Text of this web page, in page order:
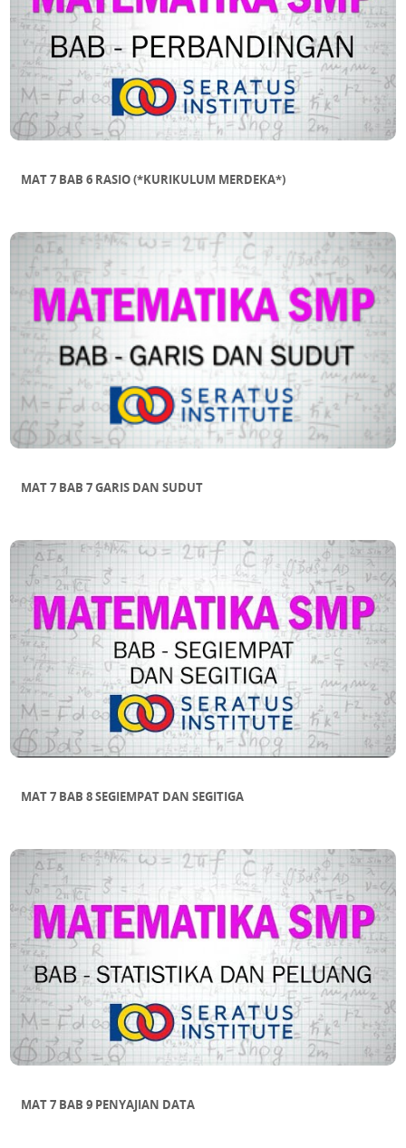
MAT 7 BAB 6 RASIO (*KURIKULUM MERDEKA*)
MAT 7 BAB 7 GARIS DAN SUDUT
MAT 7 BAB 8 SEGIEMPAT DAN SEGITIGA
MAT 7 BAB 9 PENYAJIAN DATA